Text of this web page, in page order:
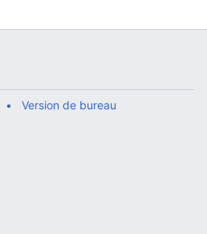
Version de bureau